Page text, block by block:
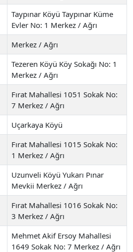
Taypınar Köyü Taypınar Küme
Evler No: 1 Merkez / Ağrı
Merkez / Ağrı
Tezeren Köyü Köy Sokağı No: 1
Merkez / Ağrı
Fırat Mahallesi 1051 Sokak No:
7 Merkez / Ağrı
Uçarkaya Köyü
Fırat Mahallesi 1015 Sokak No:
1 Merkez / Ağrı
Uzunveli Köyü Yukarı Pınar
Mevkii Merkez / Ağrı
Fırat Mahallesi 1016 Sokak No:
3 Merkez / Ağrı
Mehmet Akif Ersoy Mahallesi
1649 Sokak No: 7 Merkez / Ağrı